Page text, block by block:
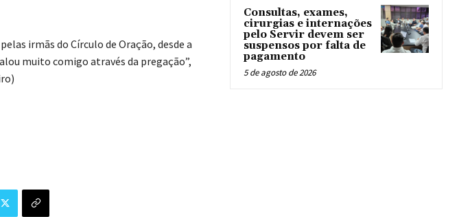
irmãs do Círculo de Oração, desde a
muito comigo através da pregação”,
Consultas, exames,
cirurgias e internações
pelo Servir devem ser
suspensos por falta de
pagamento
5 de agosto de 2026